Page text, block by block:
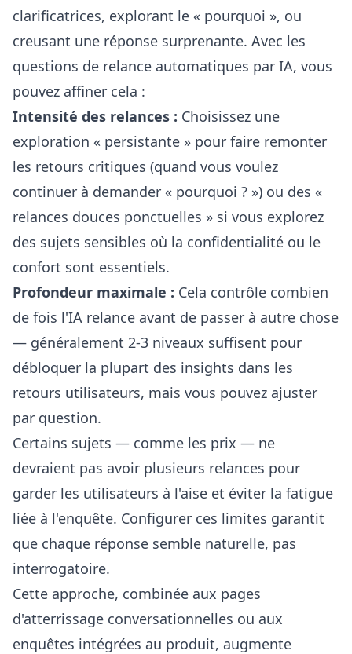
clarificatrices, explorant le « pourquoi », ou
creusant une réponse surprenante. Avec les
questions de relance automatiques par IA, vous
pouvez affiner cela :
Intensité des relances : Choisissez une
exploration « persistante » pour faire remonter
les retours critiques (quand vous voulez
continuer à demander « pourquoi ? ») ou des «
relances douces ponctuelles » si vous explorez
des sujets sensibles où la confidentialité ou le
confort sont essentiels.
Profondeur maximale : Cela contrôle combien
de fois l'IA relance avant de passer à autre chose
— généralement 2-3 niveaux suffisent pour
débloquer la plupart des insights dans les
retours utilisateurs, mais vous pouvez ajuster
par question.
Certains sujets — comme les prix — ne
devraient pas avoir plusieurs relances pour
garder les utilisateurs à l'aise et éviter la fatigue
liée à l'enquête. Configurer ces limites garantit
que chaque réponse semble naturelle, pas
interrogatoire.
Cette approche, combinée aux pages
d'atterrissage conversationnelles ou aux
enquêtes intégrées au produit, augmente